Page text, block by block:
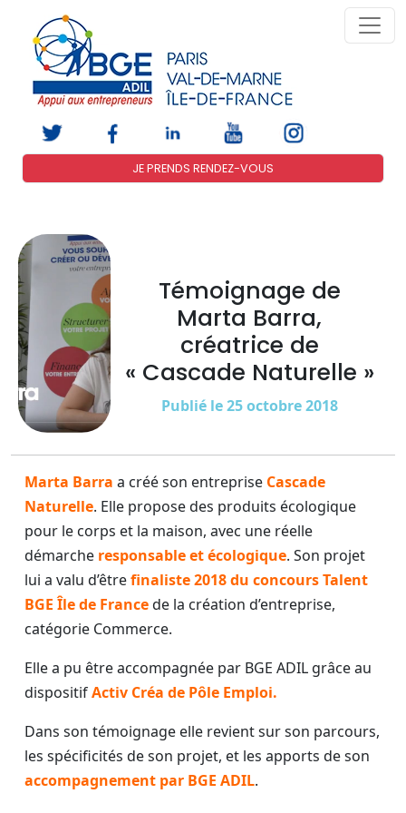
JE PRENDS RENDEZ-VOUS
Témoignage de
Marta Barra,
créatrice de
« Cascade Naturelle »
Publié le 25 octobre 2018
Marta Barra a créé son entreprise Cascade
Naturelle. Elle propose des produits écologique
pour le corps et la maison, avec une réelle
démarche responsable et écologique. Son projet
lui a valu d’êtrefinaliste 2018 du concours Talent
BGE Île de Francede la création d’entreprise,
catégorie Commerce.
Elle a pu être accompagnée par BGE ADIL grâce au
dispositifActiv Créa de Pôle Emploi.
Dans son témoignage elle revient sur son parcours,
les spécificités de son projet, et les apports de son
accompagnement par BGE ADIL.